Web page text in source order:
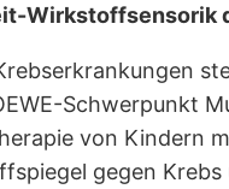
Wirkstoffsensorik
Schwerpunkt
von Kindern
gegen